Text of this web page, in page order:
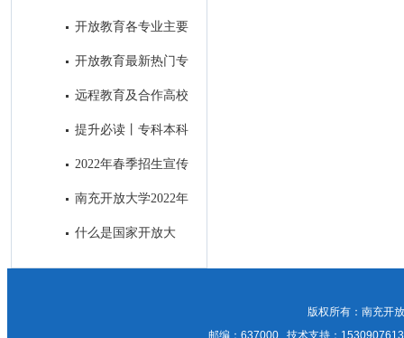
次的学生前置学历的真实性审核
开放教育各专业主要
开放教育最新热门专
远程教育及合作高校
提升必读丨专科本科
之间究竟有何差别？
2022年春季招生宣传
招生简章与H5制作及南充主流
生广告发布比选邀请
南充开放大学2022年
成人教育正在报名中，欢迎咨
什么是国家开放大
版权所有：南充开
邮编：637000 技术支持：